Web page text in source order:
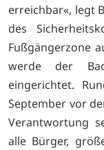
erreichbar«, legt
des
Fußgängerzone
werde der
eingerichtet.
September vor
Verantwortung
alle Bürger,